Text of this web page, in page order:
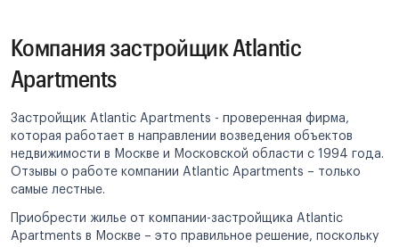
Компания застройщик Atlantic
Apartments
Застройщик Atlantic Apartments - проверенная фирма,
которая работает в направлении возведения объектов
недвижимости в Москве и Московской области с 1994 года.
Отзывы о работе компании Atlantic Apartments – только
самые лестные.
Приобрести жилье от компании-застройщика Atlantic
Apartments в Москве – это правильное решение, поскольку